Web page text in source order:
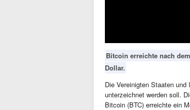
Bitcoin erreichte nach
Dollar.
Die Vereinigten Staaten
unterzeichnet werden soll.
Bitcoin (BTC) erreichte ein